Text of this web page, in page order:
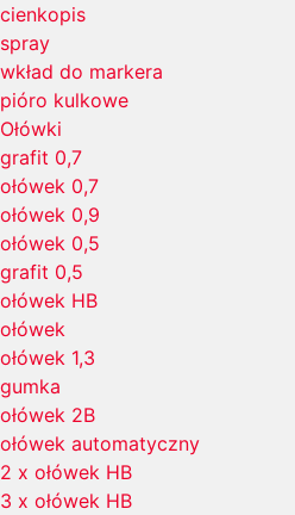
cienkopis
spray
wkład do markera
pióro kulkowe
Ołówki
grafit 0,7
ołówek 0,7
ołówek 0,9
ołówek 0,5
grafit 0,5
ołówek HB
ołówek
ołówek 1,3
gumka
ołówek 2B
ołówek automatyczny
2 x ołówek HB
3 x ołówek HB